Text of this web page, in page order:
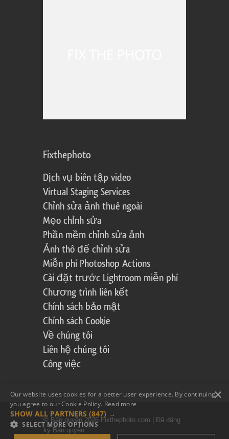
Fixthephoto
Dịch vụ biên tập video
Virtual Staging Services
Chỉnh sửa ảnh thuê ngoài
Mẹo chỉnh sửa
Phần mềm chỉnh sửa ảnh
Ảnh thô để chỉnh sửa
Miễn phí Photoshop Actions
Cài đặt trước Lightroom miễn phí
Chương trình liên kết
Chính sách bảo mật
Chính sách Cookie
Về chúng tôi
Liên hệ chúng tôi
Công việc
© Bản quyền 2026 Fixthephoto.com | Đã đăng
ký Bản quyền.
×
Our website uses cookies for a better user experience. By continuing,
you agree to our Cookie Policy. Read more
SHOW ALL PARTNERS (847) →
SELECT MORE OPTIONS